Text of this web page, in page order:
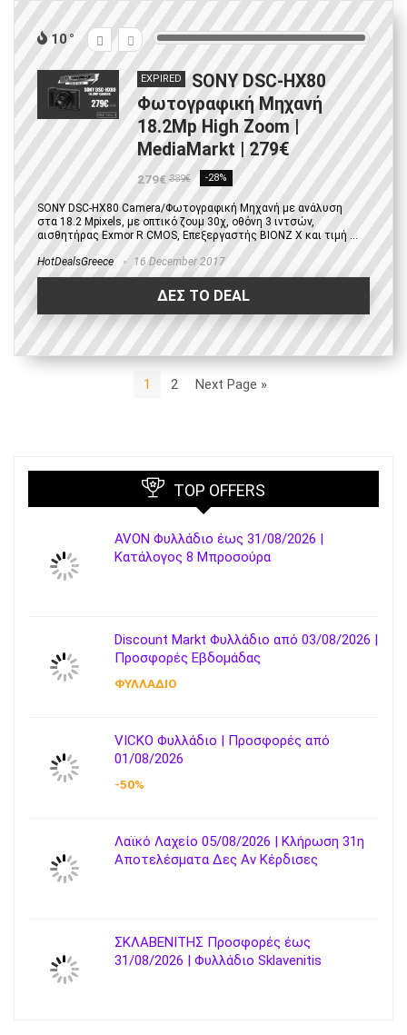
10
EXPIRED
SONY DSC-HX80
Φωτογραφική Μηχανή
18.2Mp High Zoom |
MediaMarkt | 279€
279€ 389€ -28%
SONY DSC-HX80 Camera/Φωτογραφική Μηχανή με ανάλυση
στα 18.2 Mpixels, με οπτικό ζουμ 30χ, οθόνη 3 ιντσών,
αισθητήρας Exmor R CMOS, Επεξεργαστής BIONZ X και τιμή ...
HotDealsGreece 16 December 2017
ΔΕΣ ΤΟ DEAL
1 2 Next Page »
TOP OFFERS
AVON Φυλλάδιο έως 31/08/2026 |
Κατάλογος 8 Μπροσούρα
Discount Markt Φυλλάδιο από 03/08/2026 |
Προσφορές Εβδομάδας
ΦΥΛΛΑΔΙΟ
VICKO Φυλλάδιο | Προσφορές από
01/08/2026
-50%
Λαϊκό Λαχείο 05/08/2026 | Κλήρωση 31η
Αποτελέσματα Δες Αν Κέρδισες
ΣΚΛΑΒΕΝΙΤΗΣ Προσφορές έως
31/08/2026 | Φυλλάδιο Sklavenitis